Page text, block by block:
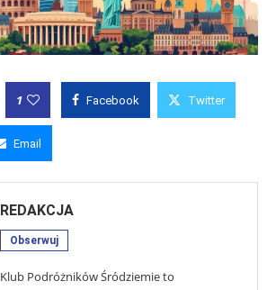
1 Facebook Twitter
Email
REDAKCJA
Obserwuj
Klub Podróżników Śródziemie to